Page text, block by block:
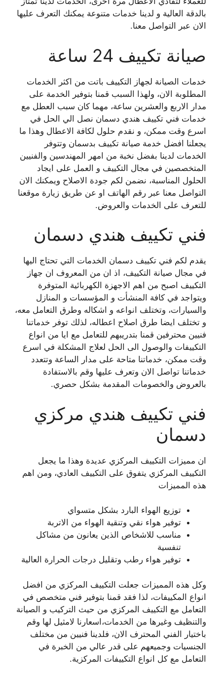
بالدقة العالية و لدينا خدمات متنوعة يمكنك التعرف عليها
الان عبر التواصل معنا.
صيانة تكييف 24 ساعة
خدمات الصيانة لجهاز التكييف باتت من اكثر الخدمات
المطلوبة الان، ولهذا السبب قمنا بتوفير الخدمة على
مدار الاربع والعشرين ساعة، مهما كان سبب العطل مع
خدمات فني تكييف هندي دسمان نصل الي الحل في
اسرع وقت ممكن، و نقدم حلول لكافة الاعطال وهذا ما
يجعلنا افضل خدمة صيانة تكييف بدسمان وتتوفر
الخدمات لدينا بفضل نخبة من امهر المهندسين والفنيين
المتخصصين في مجال التكييف و العمل على ايجاد
الحلول المناسبة، نضمن لكم جودة الاصلاح ويمكنك الان
التواصل معنا عبر رقم الهاتف او عن طريق زيارة موقعنا
للتعرف على الخدمات والعروض.
فني تكييف هندي دسمان
يقدم لكم فني تكييف دسمان الخدمات التي تحتاج اليها
في مجال صيانة التكييف، اذ ان من المعروف ان جهاز
التكييف اصبح من اهم الاجهزة الكهربائية المتوفرة
ويتواجد في كافة المنشأت و المؤسسات و المنازل
والسيارات، وتختلف انواعه و اشكاله وطرق التعامل معه،
و تختلف ايضا طرق اصلاح اعطاله، لذلك توفر خدماتنا
فنيين محترفين قمنا بتدريبهم للتعامل مع ايا من انواع
التكييفات والوصول الى الحل لعلاج المشكلة في اسرع
وقت ممكن، خدماتنا متاحة على مدار الساعة وتتعدد
خدماتنا تواصل الان وتعرف عليها وقم بالاستفادة
بالعروض والخصومات المقدمة بشكل حصري.
فني تكييف هندي مركزي
دسمان
ان مميزات التكييف المركزي عديدة وهذا ما يجعل
التكييف المركزي يتفوق على التكييف العادي، ومن اهم
هذه المميزات
توزيع الهواء البارد بشكل متسواي
توفير هواء نقي وتنقية الهواء من الاتربة
مناسب للاشخاص الذين يعانون من مشاكل
تنفسية
توفير هواء رطب وتقليل درجات الحرارة العالية
وكل هذه المميزات جعلت التكييف المركزي من افضل
انواع المكييفات، لذا فقد قمنا بتوفير فني متخصص في
التعامل مع التكييف المركزي من حيث التركيب و الصيانة
والتنظيف وغيرها من الخدمات،اسعارنا لامثيل لها وقم
باختيار الفني المحترف الان، فلدينا فنيين من مختلف
الجنسيات وجميعهم على قدر عالي من الخبرة في
التعامل مع كل انواع التكييفات المركزية.